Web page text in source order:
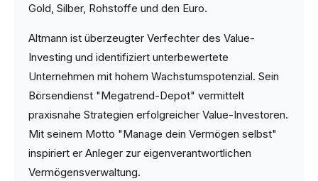
Gold, Silber, Rohstoffe und den Euro.
Altmann ist überzeugter Verfechter des Value-
Investing und identifiziert unterbewertete
Unternehmen mit hohem Wachstumspotenzial. Sein
Börsendienst "Megatrend-Depot" vermittelt
praxisnahe Strategien erfolgreicher Value-Investoren.
Mit seinem Motto "Manage dein Vermögen selbst"
inspiriert er Anleger zur eigenverantwortlichen
Vermögensverwaltung.